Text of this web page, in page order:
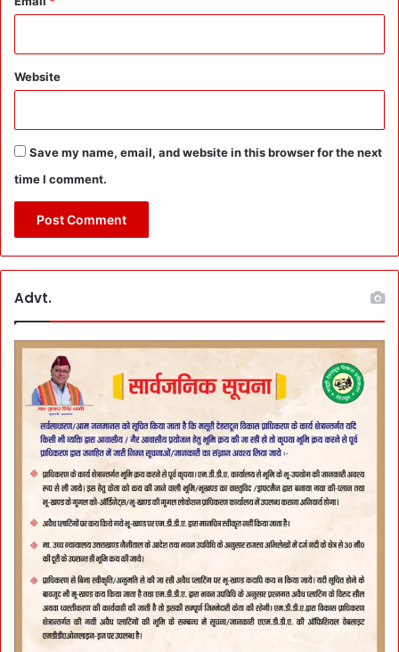
Website
Save my name, email, and website in this browser for the next
time I comment.
Advt.